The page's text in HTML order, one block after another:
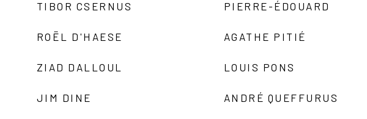
TIBOR CSERNUS
ROËL D'HAESE
ZIAD DALLOUL
JIM DINE
PIERRE-ÉDOUARD
AGATHE PITIÉ
LOUIS PONS
ANDRÉ QUEFFURUS